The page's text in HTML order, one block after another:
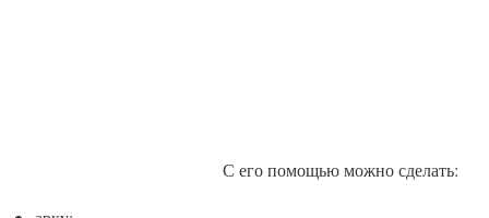
С его помощью можно сделать: